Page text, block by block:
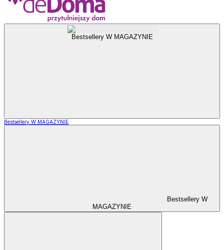
Bestsellery W MAGAZYNIE
Bestsellery W MAGAZYNIE
Bestsellery W
MAGAZYNIE